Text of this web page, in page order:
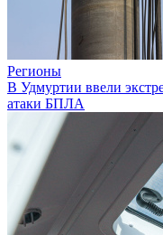
Регионы
В Удмуртии ввели
атаки БПЛА